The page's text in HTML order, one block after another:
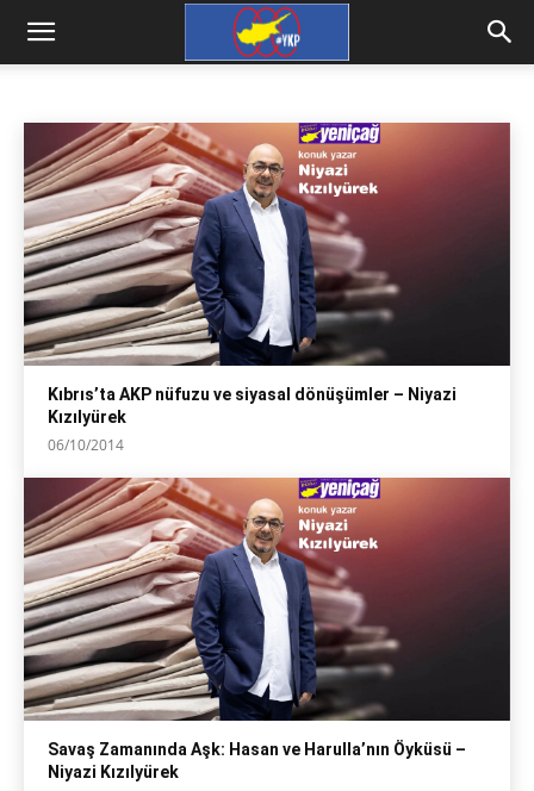
NIYAZI KIZILYÜREK
Kıbrıs’ta AKP nüfuzu ve siyasal dönüşümler – Niyazi
Kızılyürek
06/10/2014
Savaş Zamanında Aşk: Hasan ve Harulla’nın Öyküsü –
Niyazi Kızılyürek